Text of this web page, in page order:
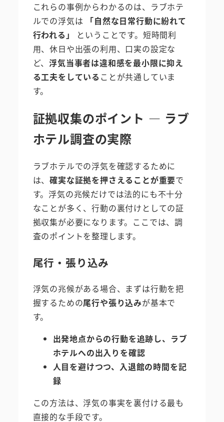
これらの事例からわかるのは、ラブホテ
ルでの浮気は
「自然な日常行動に紛れて
行われる」
ということです。短時間利
用、休日や出張の利用、口実の設定な
ど、浮気当事者は違和感を最小限に抑え
る工夫をしている ことが共通していま
す。
証拠収集のポイント ― ラブ
ホテル調査の実際
ラブホテルでの浮気を確認するために
は、確実な証拠を押さえることが重要で
す。浮気の兆候だけでは法的にも不十分
なことが多く、行動の裏付けとしての証
拠収集が必要になります。ここでは、調
査のポイントを整理します。
尾行・張り込み
浮気の兆候がある場合、まずは行動を把
握するための尾行や張り込みが基本で
す。
出発地点からの行動を追跡し、ラブ
ホテルへの出入りを確認
人目を避けつつ、入退館の時間を記
録
この方法は、浮気の事実を裏付ける最も
直接的な手段です。